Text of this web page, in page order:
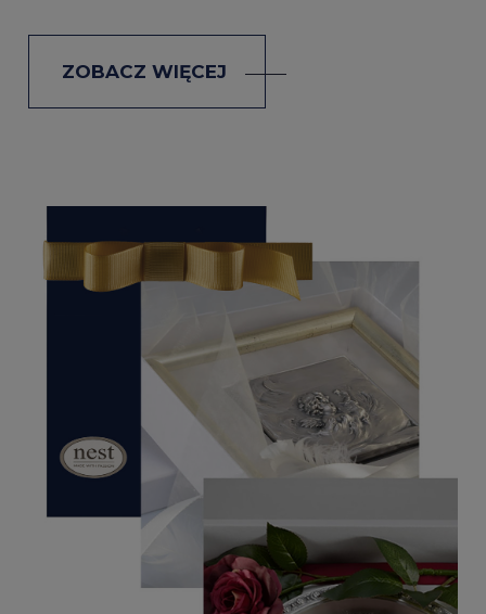
ZOBACZ WIĘCEJ